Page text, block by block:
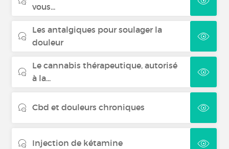
vous...
Les antalgiques pour soulager la
douleur
Le cannabis thérapeutique, autorisé
à la...
Cbd et douleurs chroniques
Injection de kétamine